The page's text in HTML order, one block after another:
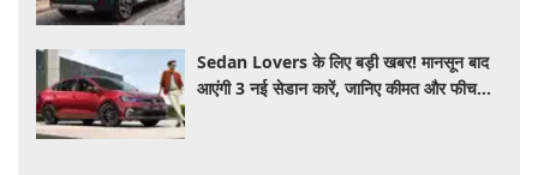
Sedan Lovers के लिए बड़ी खबर! मानसून बाद
आएंगी 3 नई सेडान कारें, जानिए कीमत और फीचर्स